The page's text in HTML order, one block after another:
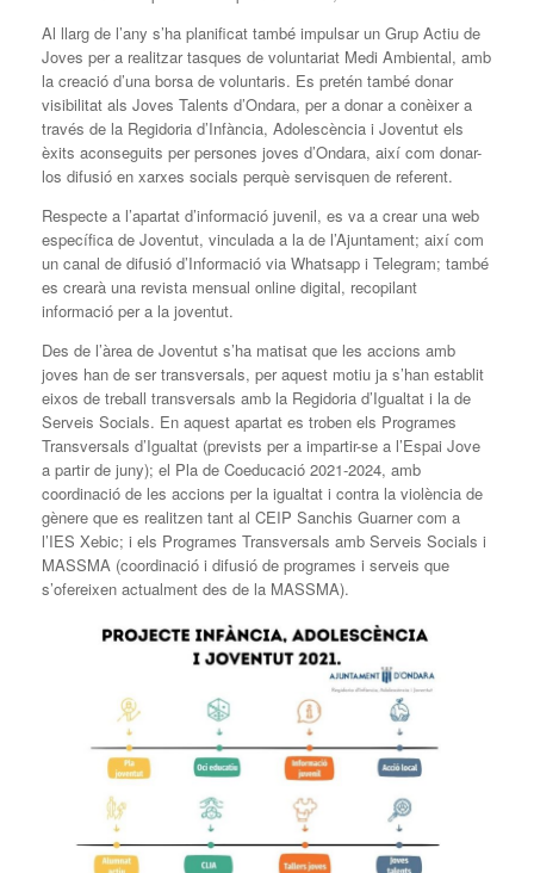
Al llarg de l’any s’ha planificat també impulsar un Grup Actiu de
Joves per a realitzar tasques de voluntariat Medi Ambiental, amb
la creació d’una borsa de voluntaris. Es pretén també donar
visibilitat als Joves Talents d’Ondara, per a donar a conèixer a
través de la Regidoria d’Infància, Adolescència i Joventut els
èxits aconseguits per persones joves d’Ondara, així com donar-
los difusió en xarxes socials perquè servisquen de referent.
Respecte a l’apartat d’informació juvenil, es va a crear una web
específica de Joventut, vinculada a la de l’Ajuntament; així com
un canal de difusió d’Informació via Whatsapp i Telegram; també
es crearà una revista mensual online digital, recopilant
informació per a la joventut.
Des de l’àrea de Joventut s’ha matisat que les accions amb
joves han de ser transversals, per aquest motiu ja s’han establit
eixos de treball transversals amb la Regidoria d’Igualtat i la de
Serveis Socials. En aquest apartat es troben els Programes
Transversals d’Igualtat (prevists per a impartir-se a l’Espai Jove
a partir de juny); el Pla de Coeducació 2021-2024, amb
coordinació de les accions per la igualtat i contra la violència de
gènere que es realitzen tant al CEIP Sanchis Guarner com a
l’IES Xebic; i els Programes Transversals amb Serveis Socials i
MASSMA (coordinació i difusió de programes i serveis que
s’ofereixen actualment des de la MASSMA).